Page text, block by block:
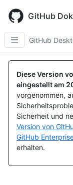
main
content
GitHub
GitHub
Diese Version
eingestellt am
vorgenommen,
Sicherheit und
Version von
GitHub
erhalten.